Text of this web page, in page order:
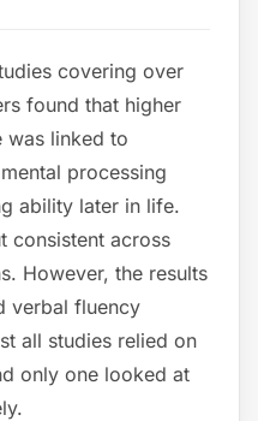
covering over
found that higher
was linked to
processing
ability later in life.
consistent across
However, the results
verbal fluency
all studies relied on
only one looked at